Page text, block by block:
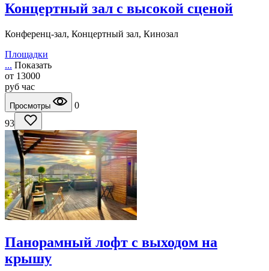
Концертный зал с высокой сценой
Конференц-зал, Концертный зал, Кинозал
Площадки
... Показать
от 13000
руб час
Просмотры
0
93
Панорамный лофт с выходом на
крышу